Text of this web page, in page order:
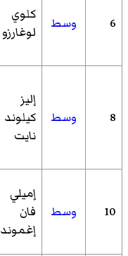
6 وسط
كلوي
لوغارزو
8 وسط
إليز
كيلوند
نايت
10 وسط
إميلي
فان
إغموند